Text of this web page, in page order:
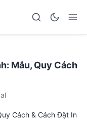
Mẫu, Quy Cách
Cách & Cách Đặt In